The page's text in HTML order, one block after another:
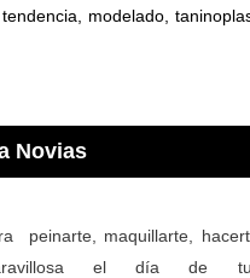
modelado,
Novias
peinarte, maquillarte,
el día de